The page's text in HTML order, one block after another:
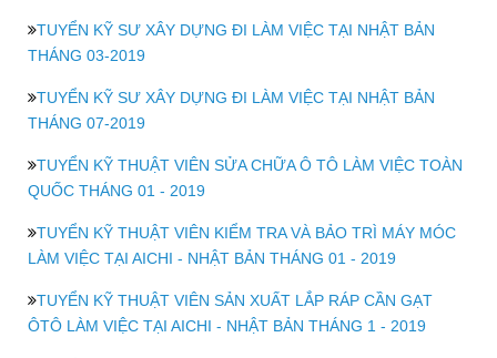
TUYỂN KỸ SƯ XÂY DỰNG ĐI LÀM VIỆC TẠI NHẬT BẢN
THÁNG 03-2019
TUYỂN KỸ SƯ XÂY DỰNG ĐI LÀM VIỆC TẠI NHẬT BẢN
THÁNG 07-2019
TUYỂN KỸ THUẬT VIÊN SỬA CHỮA Ô TÔ LÀM VIỆC TOÀN
QUỐC THÁNG 01 - 2019
TUYỂN KỸ THUẬT VIÊN KIỂM TRA VÀ BẢO TRÌ MÁY MÓC
LÀM VIỆC TẠI AICHI - NHẬT BẢN THÁNG 01 - 2019
TUYỂN KỸ THUẬT VIÊN SẢN XUẤT LẮP RÁP CẦN GẠT
ÔTÔ LÀM VIỆC TẠI AICHI - NHẬT BẢN THÁNG 1 - 2019